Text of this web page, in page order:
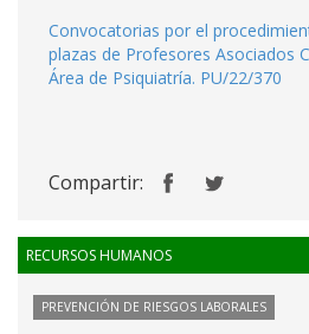
Convocatorias por el
plazas de Profesores Asociados
Área de Psiquiatría. PU/22/370
Compartir:
RECURSOS HUMANOS
PREVENCIÓN DE RIESGOS LABORALES